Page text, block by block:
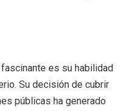
es su habilidad
Su decisión de cubrir
públicas ha generado